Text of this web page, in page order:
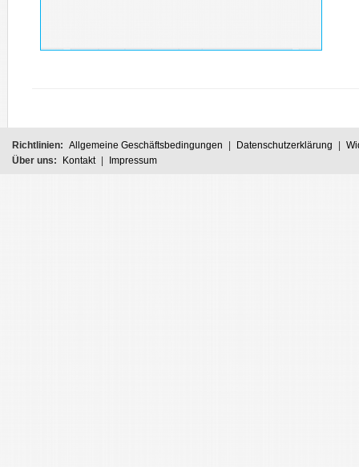
Richtlinien: Allgemeine Geschäftsbedingungen Datenschutzerklärung
Über uns:
Kontakt Impressum